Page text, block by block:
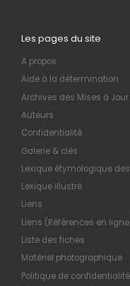
Les pages du site
A propos
Aide à la détermination
Archives des Mises à Jour
Auteurs
Confidentialité
Galerie & clés
Lexique étymologique
Lexique illustré
Liens
Liens (Références en
Liste des fiches
Matériel photographique
Politique de confidentialité